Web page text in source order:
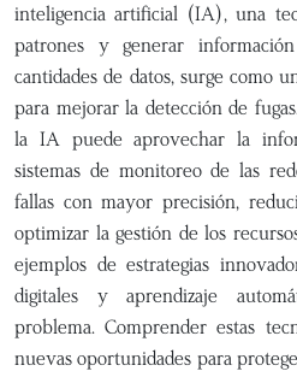
inteligencia artificial (IA), una
patrones y generar
cantidades de datos, surge como
para mejorar la detección de
la IA puede aprovechar la
sistemas de monitoreo de las
fallas con mayor precisión,
optimizar la gestión de los
ejemplos de estrategias
digitales y aprendizaje
problema. Comprender estas
nuevas oportunidades para